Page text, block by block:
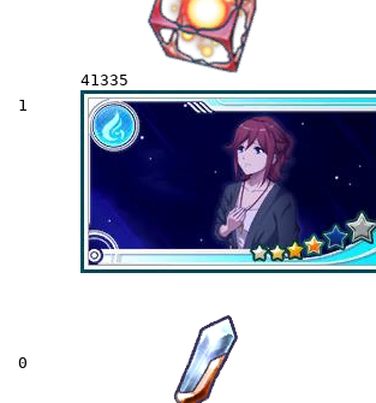
1
41335
0